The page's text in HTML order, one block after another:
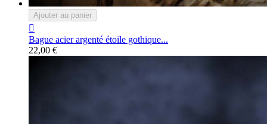
Ajouter au panier

Bague acier argenté étoile gothique...
22,00 €